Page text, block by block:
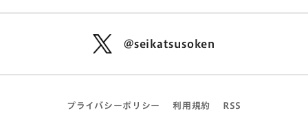
@seikatsusoken
プライバシーポリシー 利用規約 RSS